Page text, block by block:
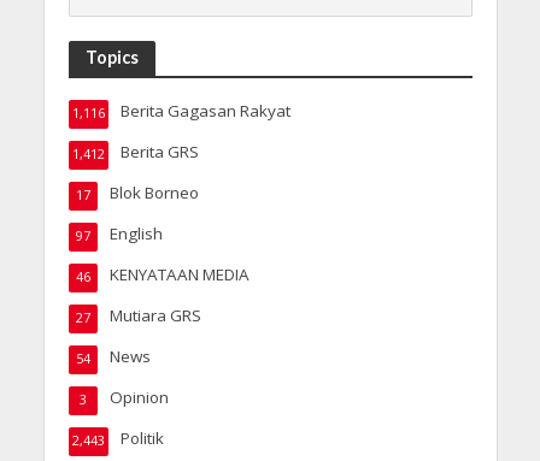
Topics
Berita Gagasan Rakyat
1,116
Berita GRS
1,412
Blok Borneo
17
English
97
KENYATAAN MEDIA
46
Mutiara GRS
27
News
54
Opinion
3
Politik
2,443